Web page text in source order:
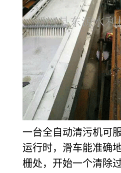
一台全自动清污机可
运行时，滑车能准确
栅处，开始一个清除